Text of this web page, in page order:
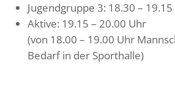
Jugendgruppe 3: 18.30 –
Aktive: 19.15 – 20.00 Uhr
(von 18.00 – 19.00 Uhr
Bedarf in der Sporthalle)